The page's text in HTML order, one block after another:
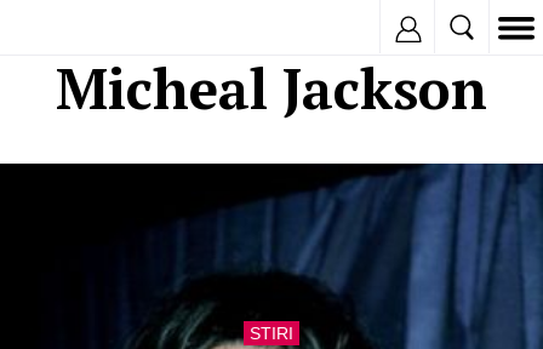
Micheal Jackson
STIRI